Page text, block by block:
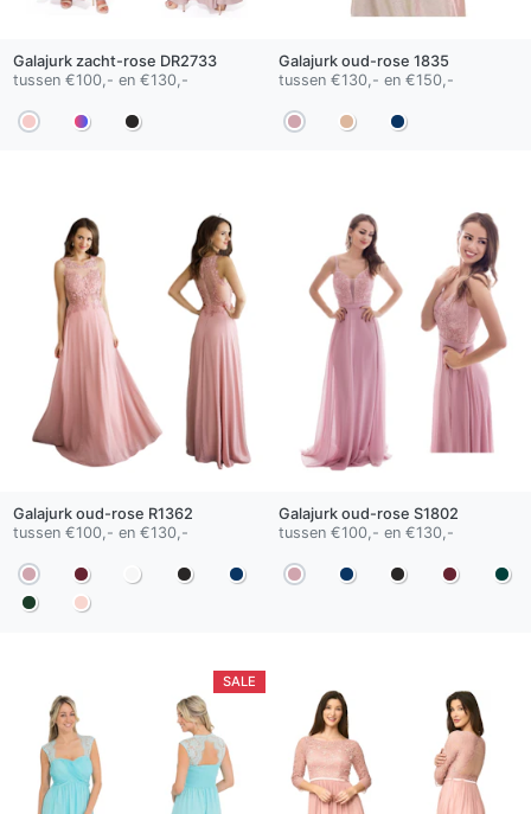
Galajurk zacht-rose DR2733
tussen €100,- en €130,-
Galajurk oud-rose 1835
tussen €130,- en €150,-
Galajurk oud-rose R1362
tussen €100,- en €130,-
Galajurk oud-rose S1802
tussen €100,- en €130,-
SALE